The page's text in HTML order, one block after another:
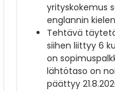
yrityskokemus
englannin
Tehtävä
siihen liittyy 6
on
lähtötaso on
päättyy